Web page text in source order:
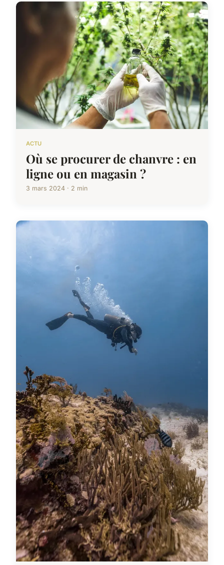
ACTU
Où se procurer de chanvre : en
ligne ou en magasin ?
3 mars 2024 · 2 min